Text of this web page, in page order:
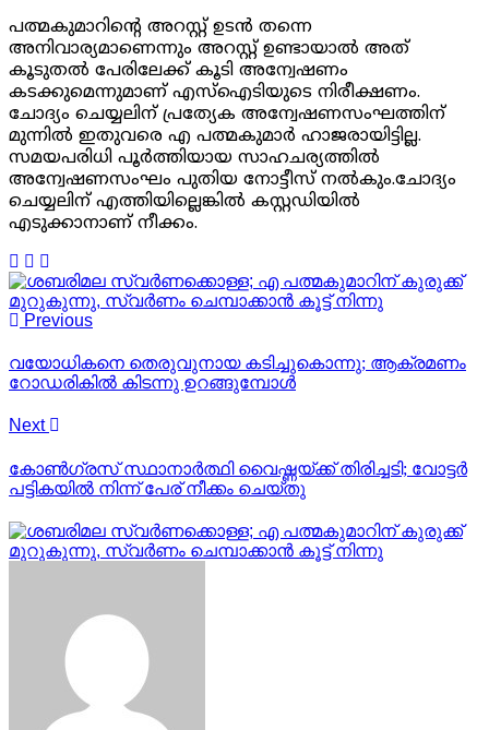
പത്മകുമാറിന്റെ അറസ്റ്റ് ഉടൻ തന്നെ
അനിവാര്യമാണെന്നും അറസ്റ്റ് ഉണ്ടായാൽ അത്
കൂടുതൽ പേരിലേക്ക് കൂടി അന്വേഷണം
കടക്കുമെന്നുമാണ് എസ്ഐടിയുടെ നിരീക്ഷണം.
ചോദ്യം ചെയ്യലിന് പ്രത്യേക അന്വേഷണസംഘത്തിന്
മുന്നിൽ ഇതുവരെ എ പത്മകുമാർ ഹാജരായിട്ടില്ല.
സമയപരിധി പൂർത്തിയായ സാഹചര്യത്തിൽ
അന്വേഷണസംഘം പുതിയ നോട്ടീസ് നൽകും.ചോദ്യം
ചെയ്യലിന് എത്തിയില്ലെങ്കിൽ കസ്റ്റഡിയിൽ
എടുക്കാനാണ് നീക്കം.
Previous
വയോധികനെ തെരുവുനായ കടിച്ചുകൊന്നു; ആക്രമണം
റോഡരികിൽ കിടന്നു ഉറങ്ങുമ്പോൾ
Next
കോൺഗ്രസ് സ്ഥാനാർത്ഥി വൈഷ്ണയ്ക്ക് തിരിച്ചടി; വോട്ടർ
പട്ടികയിൽ നിന്ന് പേര് നീക്കം ചെയ്‌തു